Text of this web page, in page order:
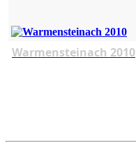
Warmensteinach 2010